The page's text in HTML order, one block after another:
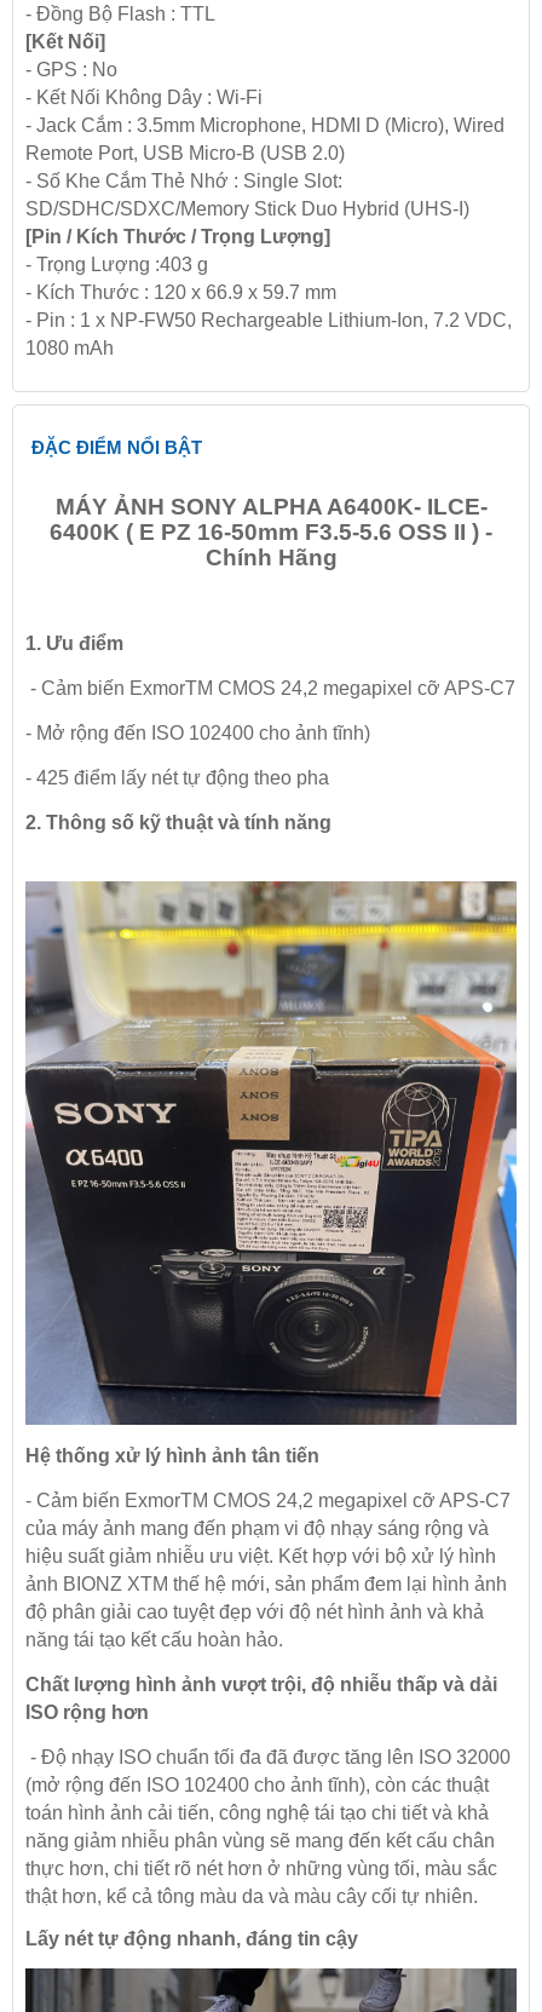
- Đồng Bộ Flash : TTL
[Kết Nối]
- GPS : No
- Kết Nối Không Dây : Wi-Fi
- Jack Cắm : 3.5mm Microphone, HDMI D (Micro), Wired
Remote Port, USB Micro-B (USB 2.0)
- Số Khe Cắm Thẻ Nhớ : Single Slot:
SD/SDHC/SDXC/Memory Stick Duo Hybrid (UHS-I)
[Pin / Kích Thước / Trọng Lượng]
- Trọng Lượng :403 g
- Kích Thước : 120 x 66.9 x 59.7 mm
- Pin : 1 x NP-FW50 Rechargeable Lithium-Ion, 7.2 VDC,
1080 mAh
ĐẶC ĐIỂM NỔI BẬT
MÁY ẢNH SONY ALPHA A6400K- ILCE-
6400K ( E PZ 16-50mm F3.5-5.6 OSS II ) -
Chính Hãng
1. Ưu điểm
- Cảm biến ExmorTM CMOS 24,2 megapixel cỡ APS-C7
- Mở rộng đến ISO 102400 cho ảnh tĩnh)
- 425 điểm lấy nét tự động theo pha
2. Thông số kỹ thuật và tính năng
Hệ thống xử lý hình ảnh tân tiến
- Cảm biến ExmorTM CMOS 24,2 megapixel cỡ APS-C7
của máy ảnh mang đến phạm vi độ nhạy sáng rộng và
hiệu suất giảm nhiễu ưu việt. Kết hợp với bộ xử lý hình
ảnh BIONZ XTM thế hệ mới, sản phẩm đem lại hình ảnh
độ phân giải cao tuyệt đẹp với độ nét hình ảnh và khả
năng tái tạo kết cấu hoàn hảo.
Chất lượng hình ảnh vượt trội, độ nhiễu thấp và dải
ISO rộng hơn
- Độ nhạy ISO chuẩn tối đa đã được tăng lên ISO 32000
(mở rộng đến ISO 102400 cho ảnh tĩnh), còn các thuật
toán hình ảnh cải tiến, công nghệ tái tạo chi tiết và khả
năng giảm nhiễu phân vùng sẽ mang đến kết cấu chân
thực hơn, chi tiết rõ nét hơn ở những vùng tối, màu sắc
thật hơn, kể cả tông màu da và màu cây cối tự nhiên.
Lấy nét tự động nhanh, đáng tin cậy